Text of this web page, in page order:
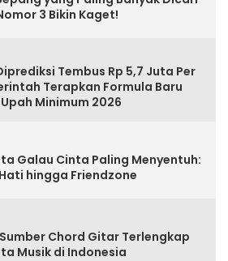
3 Bikin Kaget!
Tembus Rp 5,7 Juta Per
Terapkan Formula Baru
Minimum 2026
Galau Cinta Paling Menyentuh:
hingga Friendzone
Chord Gitar Terlengkap
Musik di Indonesia